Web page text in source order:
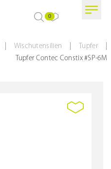
0
Wischutensilien Tupfer
Tupfer Contec Constix #SP-6M